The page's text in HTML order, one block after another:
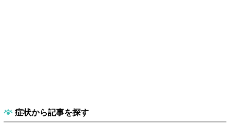
症状から記事を探す